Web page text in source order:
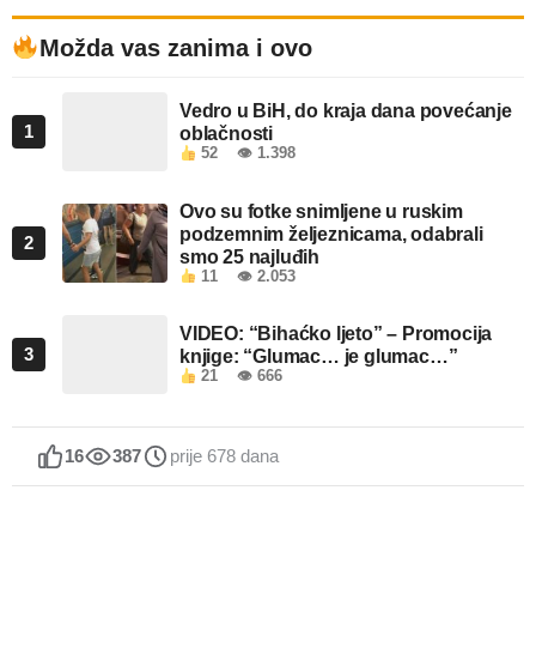
Možda vas zanima i ovo
1
Vedro u BiH, do kraja dana povećanje
oblačnosti
52 👁 1.398
2
Ovo su fotke snimljene u ruskim
podzemnim željeznicama, odabrali
smo 25 najluđih
11 👁 2.053
3
VIDEO: “Bihaćko ljeto” – Promocija
knjige: “Glumac… je glumac…”
21 👁 666
16 387 prije 678 dana